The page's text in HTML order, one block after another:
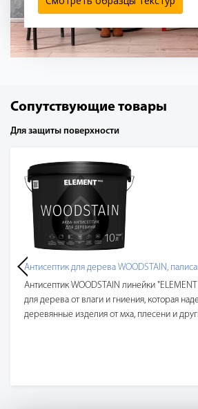
Сопутствующие товары
Для защиты поверхности
Антисептик для дерева WOODSTAIN,
Антисептик WOODSTAIN линейки
для дерева от влаги и гниения, которая
деревянные изделия от мха, плесени и
покрытие, отталкивает грязь и влагу.